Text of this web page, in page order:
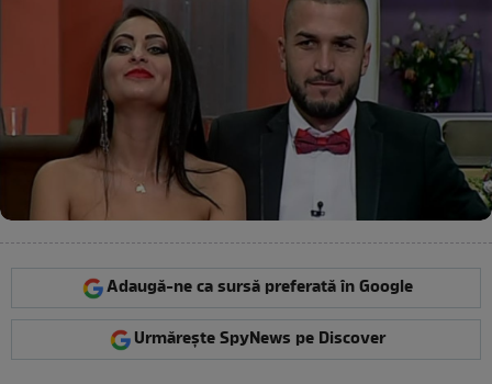
Adaugă-ne ca sursă preferată în Google
Urmărește SpyNews pe Discover